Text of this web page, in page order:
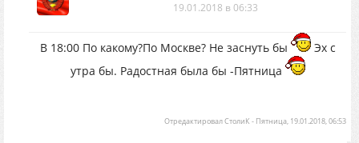
19.01.2018 в 06:33
В 18:00 По какому?По Москве? Не заснуть бы
Эх с
утра бы. Радостная была бы -Пятница
ОтредактировалСтолиК - Пятница, 19.01.2018, 06:53